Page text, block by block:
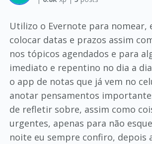
Utilizo o Evernote para nomear,
colocar datas e prazos assim
nos tópicos agendados e para
imediato e repentino no dia a
o app de notas que já vem no
anotar pensamentos
de refletir sobre, assim como
urgentes, apenas para não
noite eu sempre confiro, depois